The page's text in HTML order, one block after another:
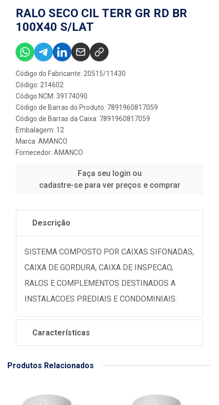
RALO SECO CIL TERR GR RD BR
100X40 S/LAT
Código do Fabricante: 20515/11430
Código: 214602
Código NCM: 39174090
Código de Barras do Produto: 7891960817059
Código de Barras da Caixa: 7891960817059
Embalagem: 12
Marca: AMANCO
Fornecedor: AMANCO
Faça seu login ou
cadastre-se para ver preços e comprar
Descrição
SISTEMA COMPOSTO POR CAIXAS SIFONADAS,
CAIXA DE GORDURA, CAIXA DE INSPECAO,
RALOS E COMPLEMENTOS DESTINADOS A
INSTALACOES PREDIAIS E CONDOMINIAIS.
Características
Produtos Relacionados